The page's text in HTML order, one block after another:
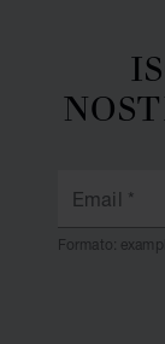
Email *
Formato: